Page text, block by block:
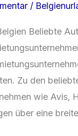
/
Beliebte
Zu den
wie Avis,
über eine